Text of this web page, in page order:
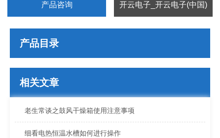
产品咨询 开云电子_开云电子(中国)
产品目录
相关文章
老生常谈之鼓风干燥箱使用注意事项
细看电热恒温水槽如何进行操作